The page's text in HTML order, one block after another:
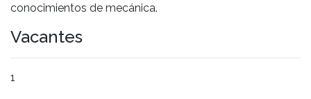
conocimientos de mecánica.
Vacantes
1